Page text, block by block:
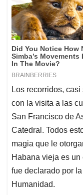
Los recorridos,
con la visita a las
San Francisco de
Catedral. Todos
magia que le
Habana vieja es
fue declarado por
Humanidad.